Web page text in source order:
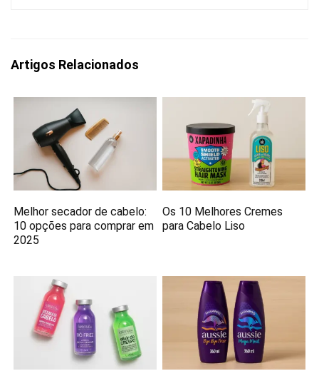
Artigos Relacionados
Melhor secador de cabelo:
10 opções para comprar em
2025
Os 10 Melhores Cremes
para Cabelo Liso